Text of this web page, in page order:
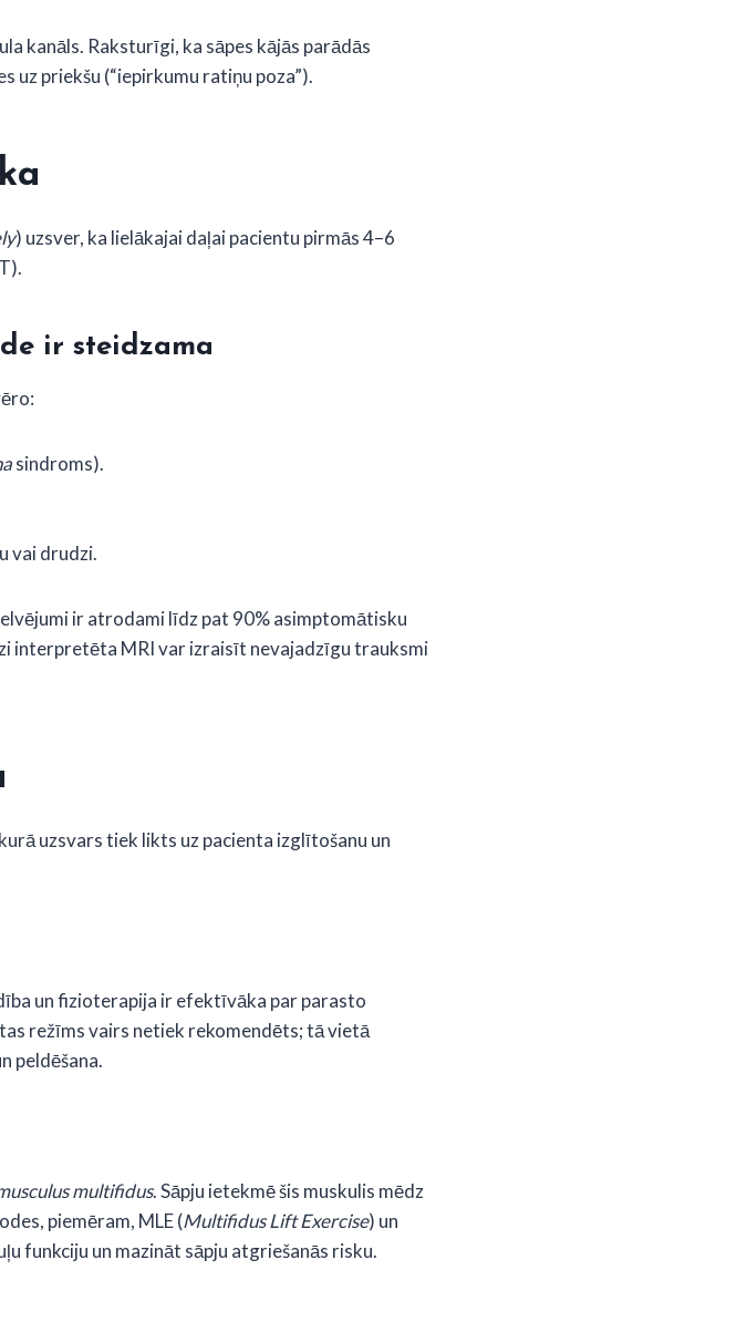
kanāls. Raksturīgi, ka sāpes kājās parādās
uz priekšu (“iepirkumu ratiņu poza”).
) uzsver, ka lielākajai daļai pacientu pirmās 4–6
ir steidzama
sindroms).
vai drudzi.
ir atrodami līdz pat 90% asimptomātisku
interpretēta MRI var izraisīt nevajadzīgu trauksmi
uzsvars tiek likts uz pacienta izglītošanu un
un fizioterapija ir efektīvāka par parasto
režīms vairs netiek rekomendēts; tā vietā
peldēšana.
multifidus. Sāpju ietekmē šis muskulis mēdz
piemēram, MLE (Multifidus Lift Exercise) un
funkciju un mazināt sāpju atgriešanās risku.